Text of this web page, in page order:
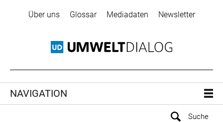
Über uns Glossar Mediadaten Newsletter
NAVIGATION